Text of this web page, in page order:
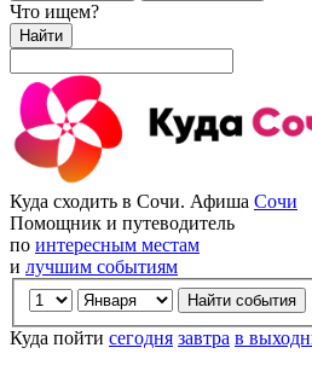
Что ищем?
Найти
Куда сходить в Сочи. Афиша Сочи
Помощник и путеводитель
по интересным местам
и лучшим событиям
Куда пойти сегодня завтра в